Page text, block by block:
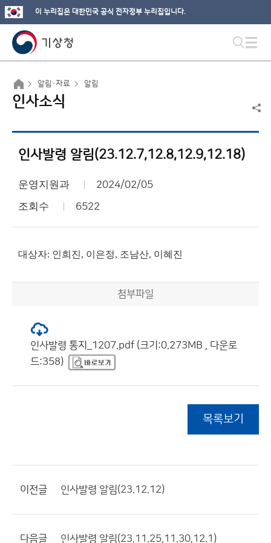
이 누리집은 대한민국 공식 전자정부 누리집입니다.
알림·자료 알림
인사소식
인사발령 알림(23.12.7,12.8,12.9,12.18)
운영지원과 2024/02/05
조회수 6522
대상자: 인희진, 이은정, 조남산, 이혜진
첨부파일
인사발령 통지_1207.pdf (크기:0.273MB , 다운로
드:358)
목록보기
이전글 인사발령 알림(23.12.12)
다음글 인사발령 알림(23.11.25,11.30,12.1)